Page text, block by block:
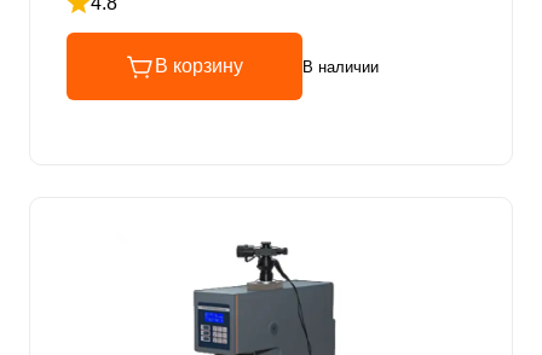
Рейтинг 4.8 из 5
В корзину В наличии